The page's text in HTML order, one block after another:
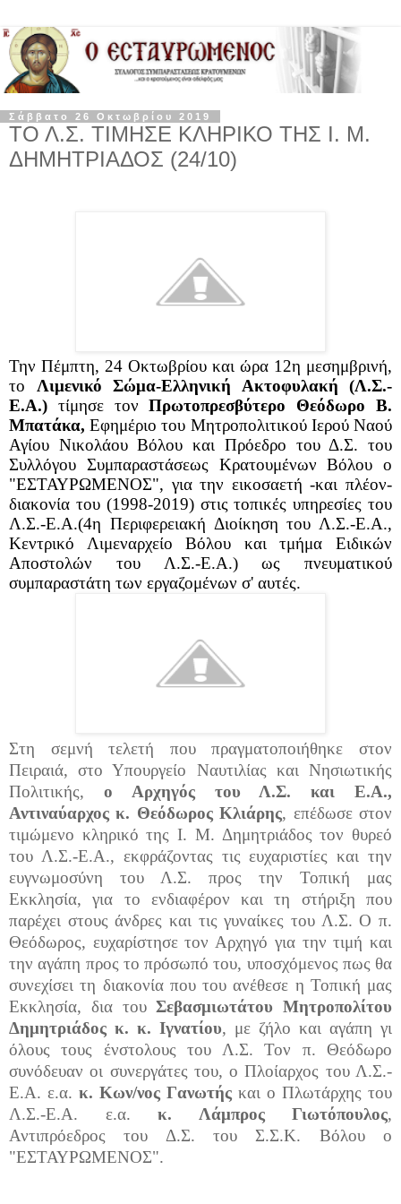
Σάββατο 26 Οκτωβρίου 2019
ΤΟ Λ.Σ. ΤΙΜΗΣΕ ΚΛΗΡΙΚΟ ΤΗΣ Ι. Μ.
ΔΗΜΗΤΡΙΑΔΟΣ (24/10)
Την Πέμπτη, 24 Οκτωβρίου και ώρα 12η μεσημβρινή,
το Λιμενικό Σώμα-Ελληνική Ακτοφυλακή (Λ.Σ.-
Ε.Α.) τίμησε τονΠρωτοπρεσβύτερο Θεόδωρο Β.
Μπατάκα,Εφημέριο του Μητροπολιτικού Ιερού Ναού
Αγίου Νικολάου Βόλου και Πρόεδρο του Δ.Σ. του
Συλλόγου Συμπαραστάσεως Κρατουμένων Βόλου ο
"ΕΣΤΑΥΡΩΜΕΝΟΣ", για την εικοσαετή -και πλέον-
διακονία του (1998-2019) στις τοπικές υπηρεσίες του
Λ.Σ.-Ε.Α.(4η Περιφερειακή Διοίκηση του Λ.Σ.-Ε.Α.,
Κεντρικό Λιμεναρχείο Βόλου και τμήμα Ειδικών
Αποστολών του Λ.Σ.-Ε.Α.) ως πνευματικού
συμπαραστάτη των εργαζομένων σ' αυτές.
Στη σεμνή τελετή που πραγματοποιήθηκε στον
Πειραιά, στο Υπουργείο Ναυτιλίας και Νησιωτικής
Πολιτικής, ο Αρχηγός του Λ.Σ. και Ε.Α.,
Αντιναύαρχος κ. Θεόδωρος Κλιάρης, επέδωσε στον
τιμώμενο κληρικό της Ι. Μ. Δημητριάδος τον θυρεό
του Λ.Σ.-Ε.Α., εκφράζοντας τις ευχαριστίες και την
ευγνωμοσύνη του Λ.Σ. προς την Τοπική μας
Εκκλησία, για το ενδιαφέρον και τη στήριξη που
παρέχει στους άνδρες και τις γυναίκες του Λ.Σ. Ο π.
Θεόδωρος, ευχαρίστησε τον Αρχηγό για την τιμή και
την αγάπη προς το πρόσωπό του, υποσχόμενος πως θα
συνεχίσει τη διακονία που του ανέθεσε η Τοπική μας
Εκκλησία, δια τουΣεβασμιωτάτου Μητροπολίτου
Δημητριάδος κ. κ. Ιγνατίου, με ζήλο και αγάπη γι
όλους τους ένστολους του Λ.Σ.Τον π. Θεόδωρο
συνόδευαν οι συνεργάτες του, ο Πλοίαρχος του Λ.Σ.-
Ε.Α. ε.α. κ. Κων/νος Γανωτής και ο Πλωτάρχης του
Λ.Σ.-Ε.Α. ε.α. κ. Λάμπρος Γιωτόπουλος,
Αντιπρόεδρος του Δ.Σ. του Σ.Σ.Κ. Βόλου ο
"ΕΣΤΑΥΡΩΜΕΝΟΣ".